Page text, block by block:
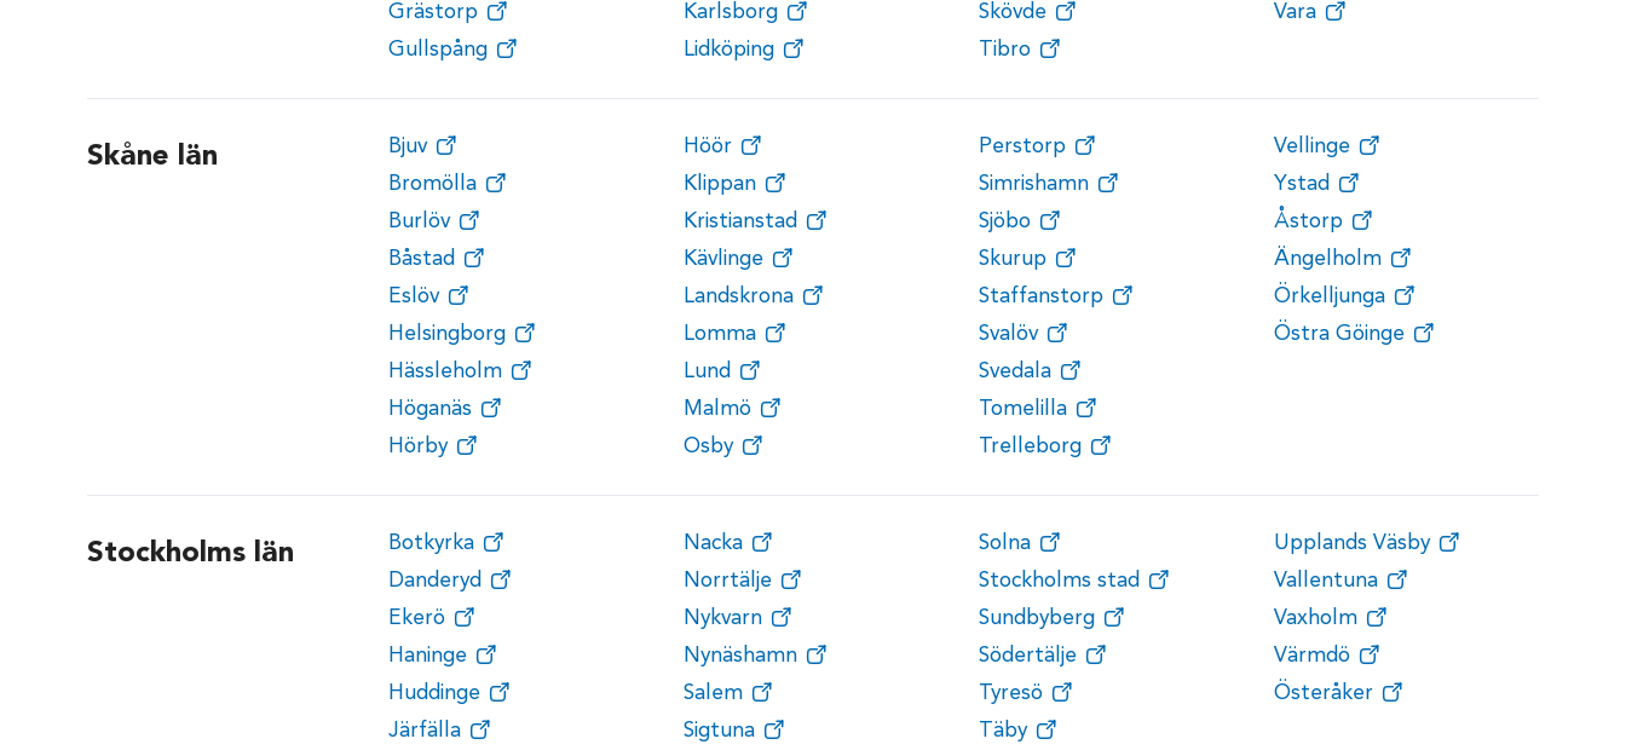
Grästorp
Gullspång
Karlsborg
Lidköping
Skövde
Tibro
Vara
Skåne län
Bjuv
Bromölla
Burlöv
Båstad
Eslöv
Helsingborg
Hässleholm
Höganäs
Hörby
Höör
Klippan
Kristianstad
Kävlinge
Landskrona
Lomma
Lund
Malmö
Osby
Perstorp
Simrishamn
Sjöbo
Skurup
Staffanstorp
Svalöv
Svedala
Tomelilla
Trelleborg
Vellinge
Ystad
Åstorp
Ängelholm
Örkelljunga
Östra Göinge
Stockholms län
Botkyrka
Danderyd
Ekerö
Haninge
Huddinge
Järfälla
Nacka
Norrtälje
Nykvarn
Nynäshamn
Salem
Sigtuna
Solna
Stockholms stad
Sundbyberg
Södertälje
Tyresö
Täby
Upplands Väsby
Vallentuna
Vaxholm
Värmdö
Österåker